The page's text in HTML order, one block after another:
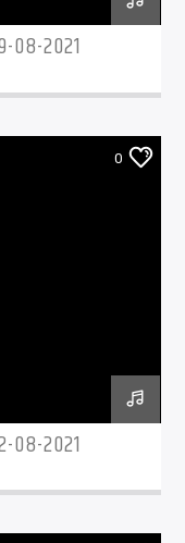
08-2021
0
08-2021